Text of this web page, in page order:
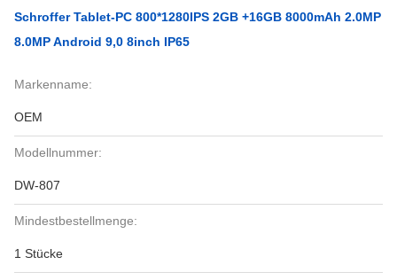
Schroffer Tablet-PC 800*1280IPS 2GB +16GB 8000mAh 2.0MP
8.0MP Android 9,0 8inch IP65
Markenname:
OEM
Modellnummer:
DW-807
Mindestbestellmenge:
1 Stücke